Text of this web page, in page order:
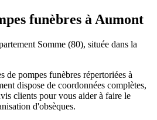
funèbres à Aumont
Somme (80), située dans la
de pompes funèbres répertoriées à
dispose de coordonnées complètes,
clients pour vous aider à faire le
d'obsèques.